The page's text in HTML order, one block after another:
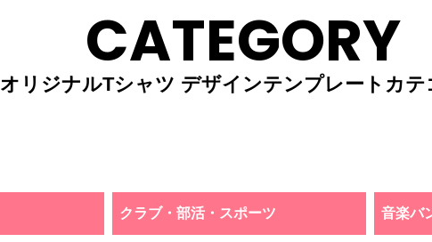
CATEGORY
オリジナルTシャツ デザインテンプレートカテ
クラブ・部活・スポーツ 音楽バ